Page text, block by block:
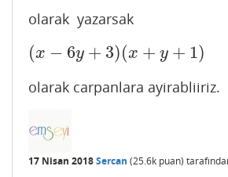
olarak yazarsak
(x − 6y + 3)(x + y + 1)
(x− 6y +3)(x+ y+1)
olarak carpanlara ayirabliiriz.
17 Nisan 2018Sercan (25.6k puan)